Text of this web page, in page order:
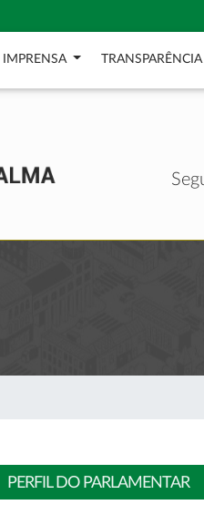
IMPRENSA TRANSPARÊNCIA
PERFIL DO PARLAMENTAR